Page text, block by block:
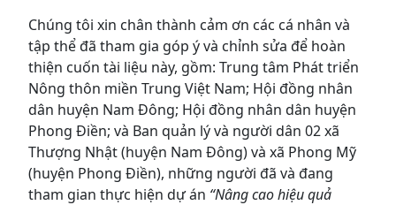
Chúng tôi xin chân thành cảm ơn các cá nhân và
tập thể đã tham gia góp ý và chỉnh sửa để hoàn
thiện cuốn tài liệu này, gồm: Trung tâm Phát triển
Nông thôn miền Trung Việt Nam; Hội đồng nhân
dân huyện Nam Đông; Hội đồng nhân dân huyện
Phong Điền; và Ban quản lý và người dân 02 xã
Thượng Nhật (huyện Nam Đông) và xã Phong Mỹ
(huyện Phong Điền), những người đã và đang
tham gian thực hiện dự án “Nâng cao hiệu quả